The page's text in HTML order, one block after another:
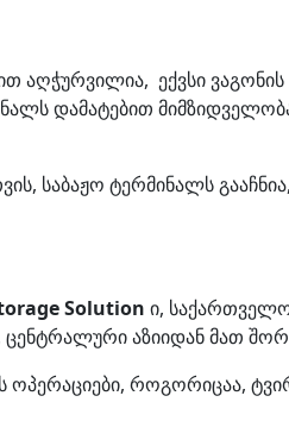
აღჭურვილია, ექვსი
დამატებით
საბაჟო ტერმინალს
Solution ი,
ცენტრალური აზიიდან მათ
როგორიცაა,